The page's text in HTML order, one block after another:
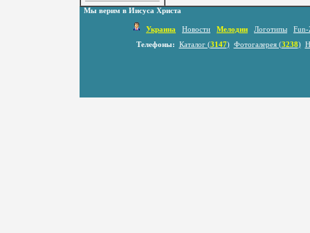
Мы верим в Иисуса Христа
Украина Новости Мелодии Логотипы
Fun-
Телефоны:
Каталог (3147) Фотогалерея (3238)